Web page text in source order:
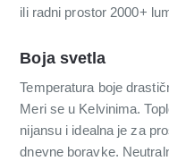
ili radni prostor 2000+
Boja svetla
Temperatura boje
Meri se u Kelvinima.
nijansu i idealna je za
dnevne boravke.